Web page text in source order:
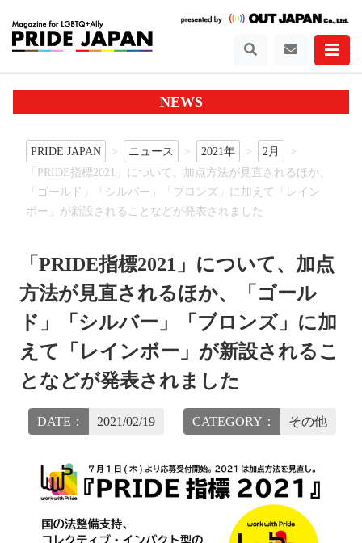
NEWS
PRIDE JAPAN ニュース 2021年
2月
「PRIDE指標2021」について、加点方法が見直されるほか、
「ゴールド」「シルバー」「ブロンズ」に加えて「レイン
ボー」が新設されることなどが発表されました
「PRIDE指標2021」について、加点
方法が見直されるほか、「ゴール
ド」「シルバー」「ブロンズ」に加
えて「レインボー」が新設されるこ
となどが発表されました
DATE： 2021/02/19 CATEGORY： その他